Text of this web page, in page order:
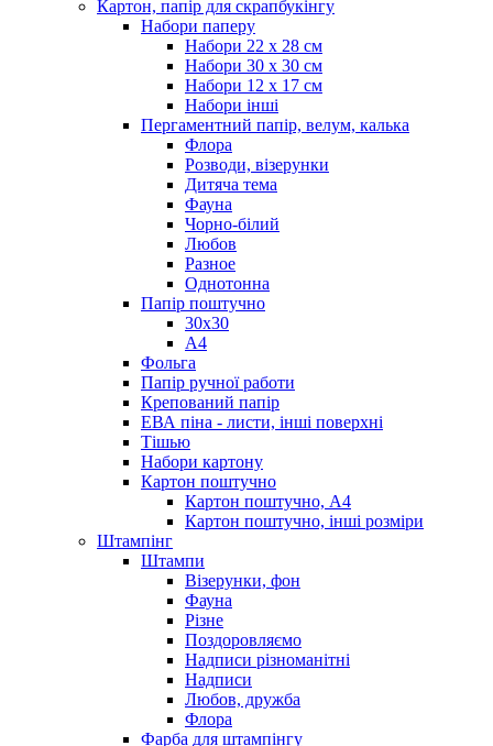
Картон, папір для скрапбукінгу
Набори паперу
Набори 22 х 28 см
Набори 30 х 30 см
Набори 12 х 17 см
Набори інші
Пергаментний папір, велум, калька
Флора
Розводи, візерунки
Дитяча тема
Фауна
Чорно-білий
Любов
Разное
Однотонна
Папір поштучно
30х30
А4
Фольга
Папір ручної работи
Крепований папір
ЕВА піна - листи, інші поверхні
Тішью
Набори картону
Картон поштучно
Картон поштучно, А4
Картон поштучно, інші розміри
Штампінг
Штампи
Візерунки, фон
Фауна
Різне
Поздоровляємо
Надписи різноманітні
Надписи
Любов, дружба
Флора
Фарба для штампінгу